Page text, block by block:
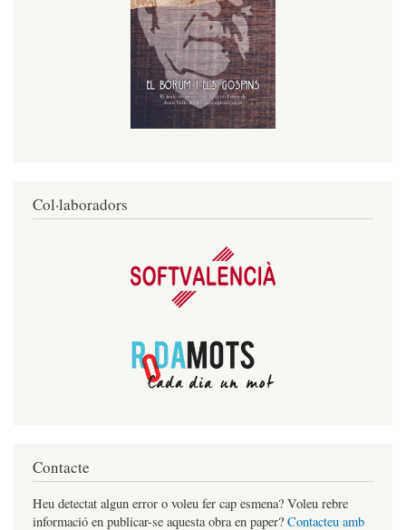
Col·laboradors
Contacte
Heu detectat algun error o voleu fer cap esmena? Voleu rebre
informació en publicar-se aquesta obra en paper? Contacteu amb